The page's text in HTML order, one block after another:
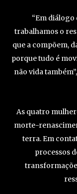
“Em diálogo
trabalhamos o
que a compõem,
porque tudo é
não vida
As quatro
morte-
terra. Em
processos